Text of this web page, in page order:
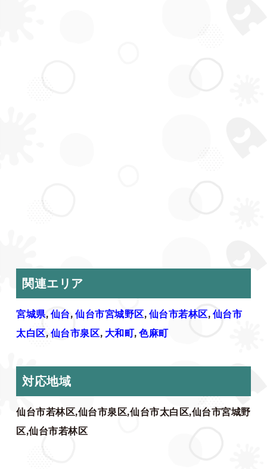
関連エリア
宮城県, 仙台, 仙台市宮城野区, 仙台市若林区, 仙台市
太白区,仙台市泉区, 大和町, 色麻町
対応地域
仙台市若林区,仙台市泉区,仙台市太白区,仙台市宮城野
区,仙台市若林区